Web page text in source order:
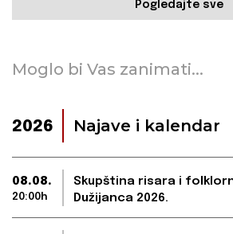
Pogledajte sve
Moglo bi Vas zanimati...
2026 Najave i kalendar
08.08.
20:00h
Skupština risara i
Dužijanca 2026.